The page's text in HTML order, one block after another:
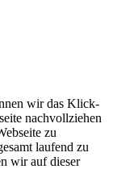
wir das Klick-
nachvollziehen
zu
laufend zu
wir auf dieser